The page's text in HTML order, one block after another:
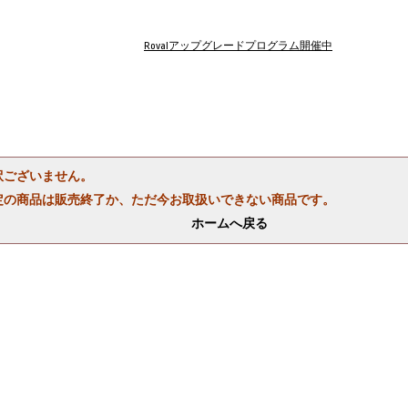
Rovalアップグレードプログラム開催中
ざいません。
の商品は販売終了か、ただ今お取扱いできない商品です。
ホームへ戻る